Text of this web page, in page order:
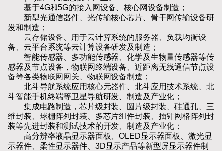
基于4G和5G的接入网设备、核心网设备制造；
新型光通信器件、光传输核心芯片、骨干网传输设备研
发和制造；
云存储设备、用于云计算系统的服务器、负载均衡设
备、云平台系统等云计算设备研发及制造；
智能传感器、多功能传感器、化学及生物量传感器等传
感器及节点设备，物联网终端设备、近距离无线通信节点设
备等各类物联网网关、物联网设备制造；
北斗导航系统应用核心元器件、北斗应用技术系统、北
斗智能手机终端等卫星导航研发、制造及产业化；
集成电路制造，芯片级封装、圆片级封装、硅通孔、三
维封装、球栅阵列封装、多芯片组件封装、插针网格阵列封
装等先进封装和测试技术的开发、制造及产业化；
高分辨率液晶显示器面板、OLED显示器面板、激光显
示器件、柔性显示器件、3D显示产品等新型屏显示器件制